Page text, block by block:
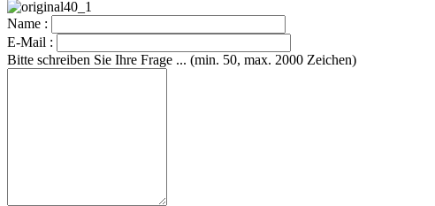
Name :
E-Mail :
Bitte schreiben Sie Ihre Frage ... (min. 50, max. 2000 Zeichen)